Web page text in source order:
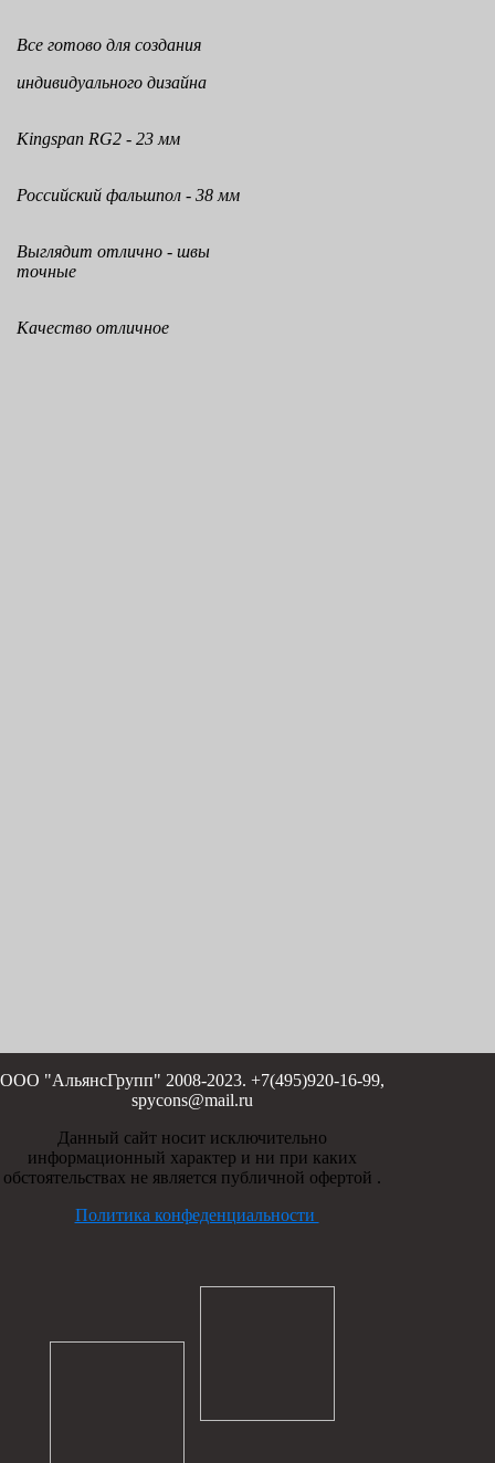
Все готово для создания
индивидуального дизайна
Kingspan RG2 - 23 мм
Российский фальшпол - 38 мм
Выглядит отлично - швы
точные
Качество отличное
ООО "АльянсГрупп" 2008-2023. +7(495)920-16-99,
spycons@mail.ru
Данный сайт носит исключительно
информационный характер и ни при каких
обстоятельствах не является публичной офертой .
Политика конфеденциальности